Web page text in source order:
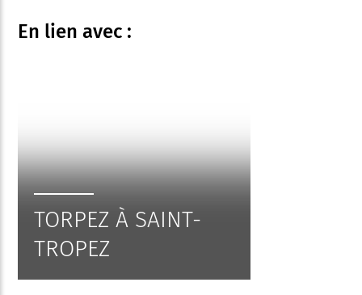
En lien avec :
TORPEZ À SAINT-
TROPEZ